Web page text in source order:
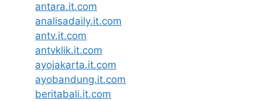
antara.it.com
analisadaily.it.com
antv.it.com
antvklik.it.com
ayojakarta.it.com
ayobandung.it.com
beritabali.it.com